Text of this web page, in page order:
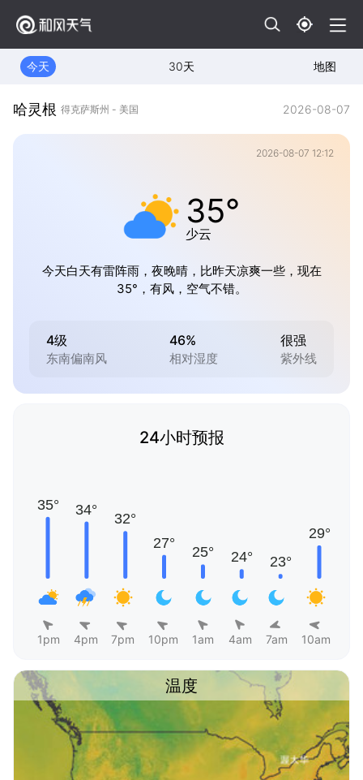
今天 30天 地图
哈灵根 得克萨斯州 - 美国 2026-08-07
2026-08-07 12:12
35°
少云
今天白天有雷阵雨，夜晚晴，比昨天凉爽一些，现在
35°，有风，空气不错。
4级
东南偏南风
46%
相对湿度
很强
紫外线
24小时预报
1pm 4pm 7pm 10pm 1am 4am 7am 10am
温度